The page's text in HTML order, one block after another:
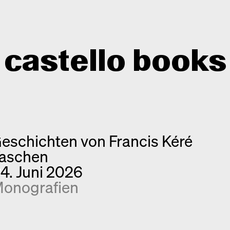
castello books
Kategorien
Interview
Kurznotizen
Neuerscheinungen
Monografien
Info
Newsletter
Kontakt
von Francis Kéré
Juni 2026